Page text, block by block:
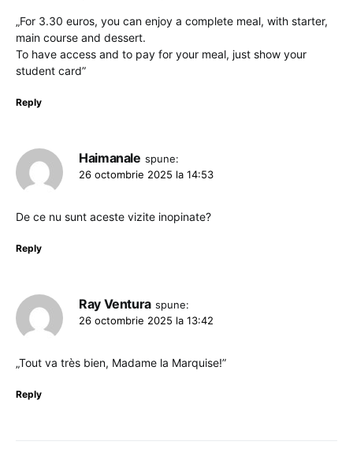
„For 3.30 euros, you can enjoy a complete meal, with starter,
main course and dessert.
To have access and to pay for your meal, just show your
student card”
Reply
Haimanale spune:
26 octombrie 2025 la 14:53
De ce nu sunt aceste vizite inopinate?
Reply
Ray Ventura spune:
26 octombrie 2025 la 13:42
„Tout va très bien, Madame la Marquise!”
Reply